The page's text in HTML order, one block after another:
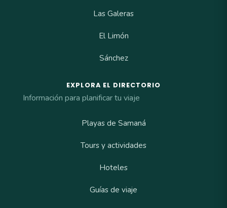
Las Galeras
El Limón
Sánchez
EXPLORA EL DIRECTORIO
Información para planificar tu viaje
Playas de Samaná
Tours y actividades
Hoteles
Guías de viaje